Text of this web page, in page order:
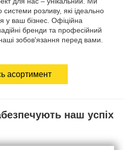
розливу, які ідеально
у ваш бізнес. Офіційна
бренди та професійний
зобов'язання перед вами.
асортимент
наш успіх